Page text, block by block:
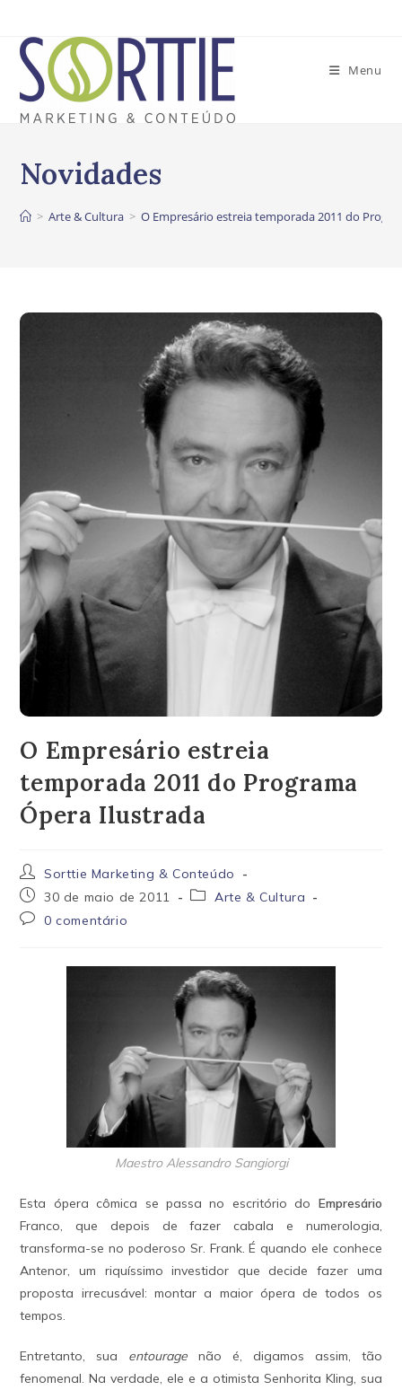
conteúdo
Menu
> Arte & Cultura > O Empresário estreia temporada 2011 do
O Empresário estreia
temporada 2011 do Programa
Ópera Ilustrada
Autor
do
post:
Sorttie Marketing & Conteúdo
Post
publicado:
30 de maio de 2011
Categoria
Arte & Cultura
Comentários
0 comentário
Maestro Alessandro Sangiorgi
Esta ópera cômica se passa no escritório do Empresário
Franco, que depois de fazer cabala e numerologia,
transforma-se no poderoso Sr. Frank. É quando ele conhece
Antenor, um riquíssimo investidor que decide fazer uma
proposta irrecusável: montar a maior ópera de todos os
tempos.
Entretanto, sua entourage não é, digamos assim, tão
fenomenal. Na verdade, ele e a otimista Senhorita Kling, sua